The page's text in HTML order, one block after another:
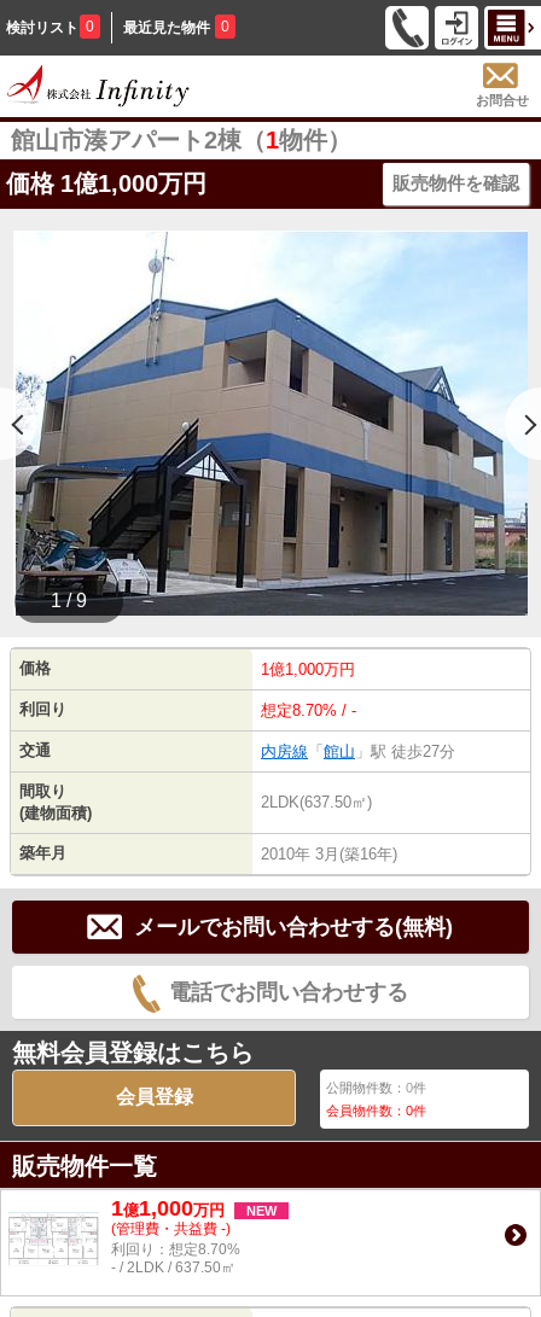
検討リスト 0 最近見た物件 0
お問合せ
館山市湊アパート2棟（1物件）
価格 1億1,000万円 販売物件を確認
1 / 9
価格 1億1,000万円
利回り 想定8.70% / -
交通 内房線 「 館山 」駅 徒歩27分
間取り
(建物面積)
2LDK(637.50㎡)
築年月 2010年 3月(築16年)
メールでお問い合わせする(無料)
電話でお問い合わせする
無料会員登録はこちら
会員登録 公開物件数：0件
会員物件数：0件
販売物件一覧
1億1,000万円 NEW
(管理費・共益費 -)
利回り：想定8.70%
- / 2LDK / 637.50㎡